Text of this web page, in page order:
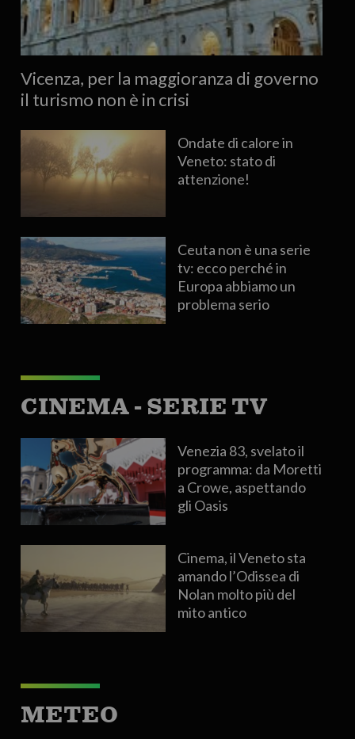
Vicenza, per la maggioranza di governo
il turismo non è in crisi
Ondate di calore in
Veneto: stato di
attenzione!
Ceuta non è una serie
tv: ecco perché in
Europa abbiamo un
problema serio
CINEMA - SERIE TV
Venezia 83, svelato il
programma: da Moretti
a Crowe, aspettando
gli Oasis
Cinema, il Veneto sta
amando l’Odissea di
Nolan molto più del
mito antico
METEO